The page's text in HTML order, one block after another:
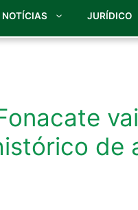
NOTÍCIAS JURÍDICO
de